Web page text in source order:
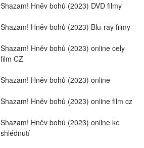
Shazam! Hněv bohů (2023) DVD filmy
Shazam! Hněv bohů (2023) Blu-ray filmy
Shazam! Hněv bohů (2023) online cely
film CZ
Shazam! Hněv bohů (2023) online
Shazam! Hněv bohů (2023) online film cz
Shazam! Hněv bohů (2023) online ke
shlédnutí